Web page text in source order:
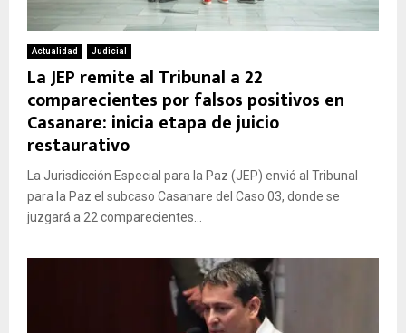
Actualidad Judicial
La JEP remite al Tribunal a 22
comparecientes por falsos positivos en
Casanare: inicia etapa de juicio
restaurativo
La Jurisdicción Especial para la Paz (JEP) envió al Tribunal
para la Paz el subcaso Casanare del Caso 03, donde se
juzgará a 22 comparecientes...